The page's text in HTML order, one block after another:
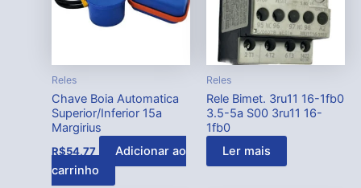
Reles
Chave Boia Automatica
Superior/Inferior 15a
Margirius
R$54,77
Adicionar ao
carrinho
Reles
Rele Bimet. 3ru11 16-1fb0
3.5-5a S00 3ru11 16-
1fb0
Ler mais